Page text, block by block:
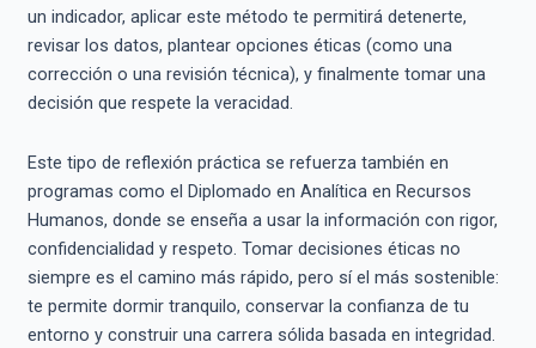
un indicador, aplicar este método te permitirá detenerte,
revisar los datos, plantear opciones éticas (como una
corrección o una revisión técnica), y finalmente tomar una
decisión que respete la veracidad.
Este tipo de reflexión práctica se refuerza también en
programas como el Diplomado en Analítica en Recursos
Humanos, donde se enseña a usar la información con rigor,
confidencialidad y respeto. Tomar decisiones éticas no
siempre es el camino más rápido, pero sí el más sostenible:
te permite dormir tranquilo, conservar la confianza de tu
entorno y construir una carrera sólida basada en integridad.